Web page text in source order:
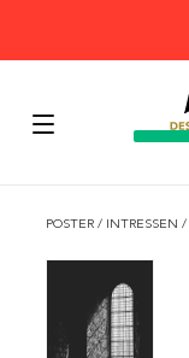
POSTER / INTRESSEN /